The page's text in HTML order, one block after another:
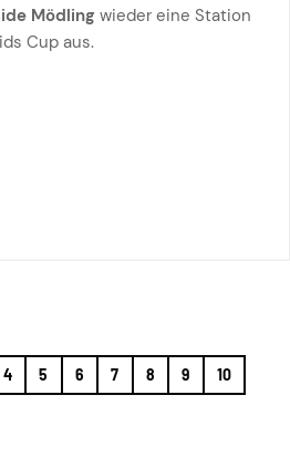
Mödling wieder eine Station
Cup aus.
4 5 6 7 8 9 10